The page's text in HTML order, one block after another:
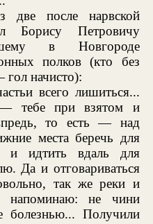
две после нарвской
Борису Петровичу
в Новгороде
полков (кто без
гол начисто):
всего лишиться...
тебе при взятом и
то есть — над
места беречь для
и идтить вдаль для
Да и отговариваться
так же реки и
напоминаю: не чини
болезнью... Получили